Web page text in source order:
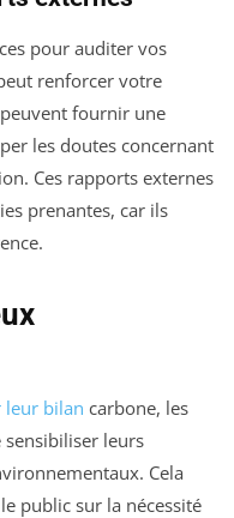
pour auditer vos
renforcer votre
fournir une
les doutes concernant
Ces rapports externes
prenantes, car ils
leur bilan carbone, les
leurs
Cela
public sur la nécessité